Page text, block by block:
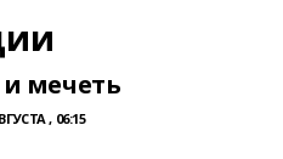
мечеть
, 06:15